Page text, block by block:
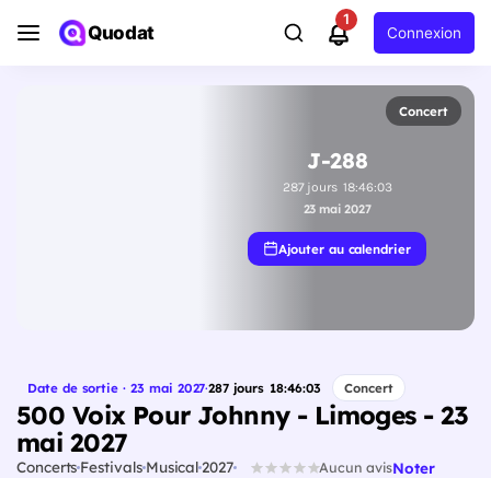
Quodat
1
Connexion
Concert
J-288
287jours 18:46:02
23 mai 2027
Ajouter au calendrier
Date de sortie · 23 mai 2027·287 jours 18:46:02 Concert
500 Voix Pour Johnny - Limoges - 23
mai 2027
Concerts FestivalsMusical 2027 Aucun avisNoter